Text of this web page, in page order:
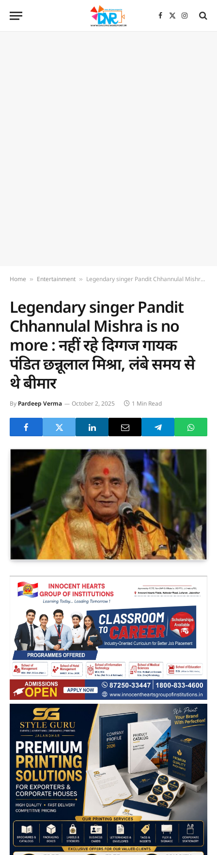
Facebook
X
Home » Entertainment » Legendary singer Pandit Chhannulal Mishra is no more : नहीं रहे दिग्‍गज गायक पंडित छन्नूलाल मिश्रा, लंबे समय से थे बीमार
Legendary singer Pandit
Chhannulal Mishra is no
more : नहीं रहे दिग्‍गज गायक
पंडित छन्नूलाल मिश्रा, लंबे समय से
थे बीमार
By Pardeep Verma October 2, 2025 1 Min Read